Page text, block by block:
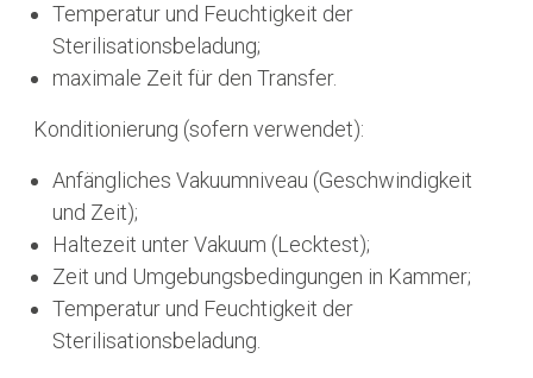
Temperatur und Feuchtigkeit der
Sterilisationsbeladung;
maximale Zeit für den Transfer.
Konditionierung (sofern verwendet):
Anfängliches Vakuumniveau (Geschwindigkeit
und Zeit);
Haltezeit unter Vakuum (Lecktest);
Zeit und Umgebungsbedingungen in Kammer;
Temperatur und Feuchtigkeit der
Sterilisationsbeladung.